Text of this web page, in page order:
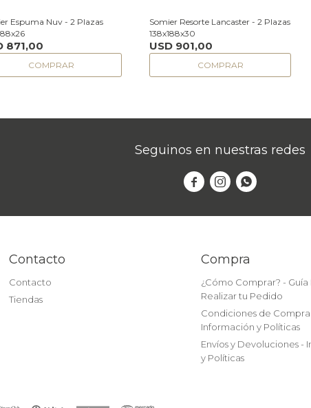
Espuma Nuv - 2 Plazas
871,00
Somier Resorte Lancaster - 2 Plazas
138x188x30
USD 901,00
Seguinos en nuestras redes
  
Contacto
Contacto
Tiendas
Compra
¿Cómo Comprar? - Guía
Realizar tu Pedido
Condiciones de Compra
Información y Políticas
Envíos y Devoluciones -
y Políticas